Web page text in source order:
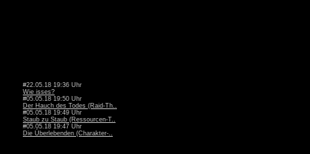
#22.05.18 19:36 Uhr
Wie isses?
#05.05.18 19:50 Uhr
Der Hauch des Todes (Raid-Th..
#05.05.18 19:49 Uhr
Staub zu Staub (Ressourcen-T..
#05.05.18 19:47 Uhr
Die Überlebenden (Charakter-..